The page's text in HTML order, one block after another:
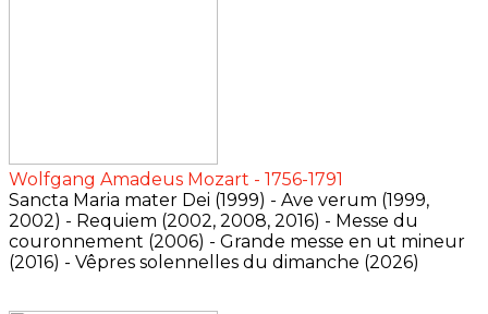
Wolfgang Amadeus Mozart - 1756-1791
Sancta Maria mater Dei (1999) - Ave verum (1999,
2002) - Requiem (2002, 2008, 2016) - Messe du
couronnement (2006) - Grande messe en ut mineur
(2016) - Vêpres solennelles du dimanche (2026)